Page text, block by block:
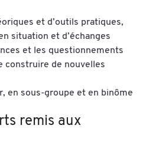
et d’outils pratiques,
situation et d’échanges
et les questionnements
construire de nouvelles
en sous-groupe et en binôme
remis aux